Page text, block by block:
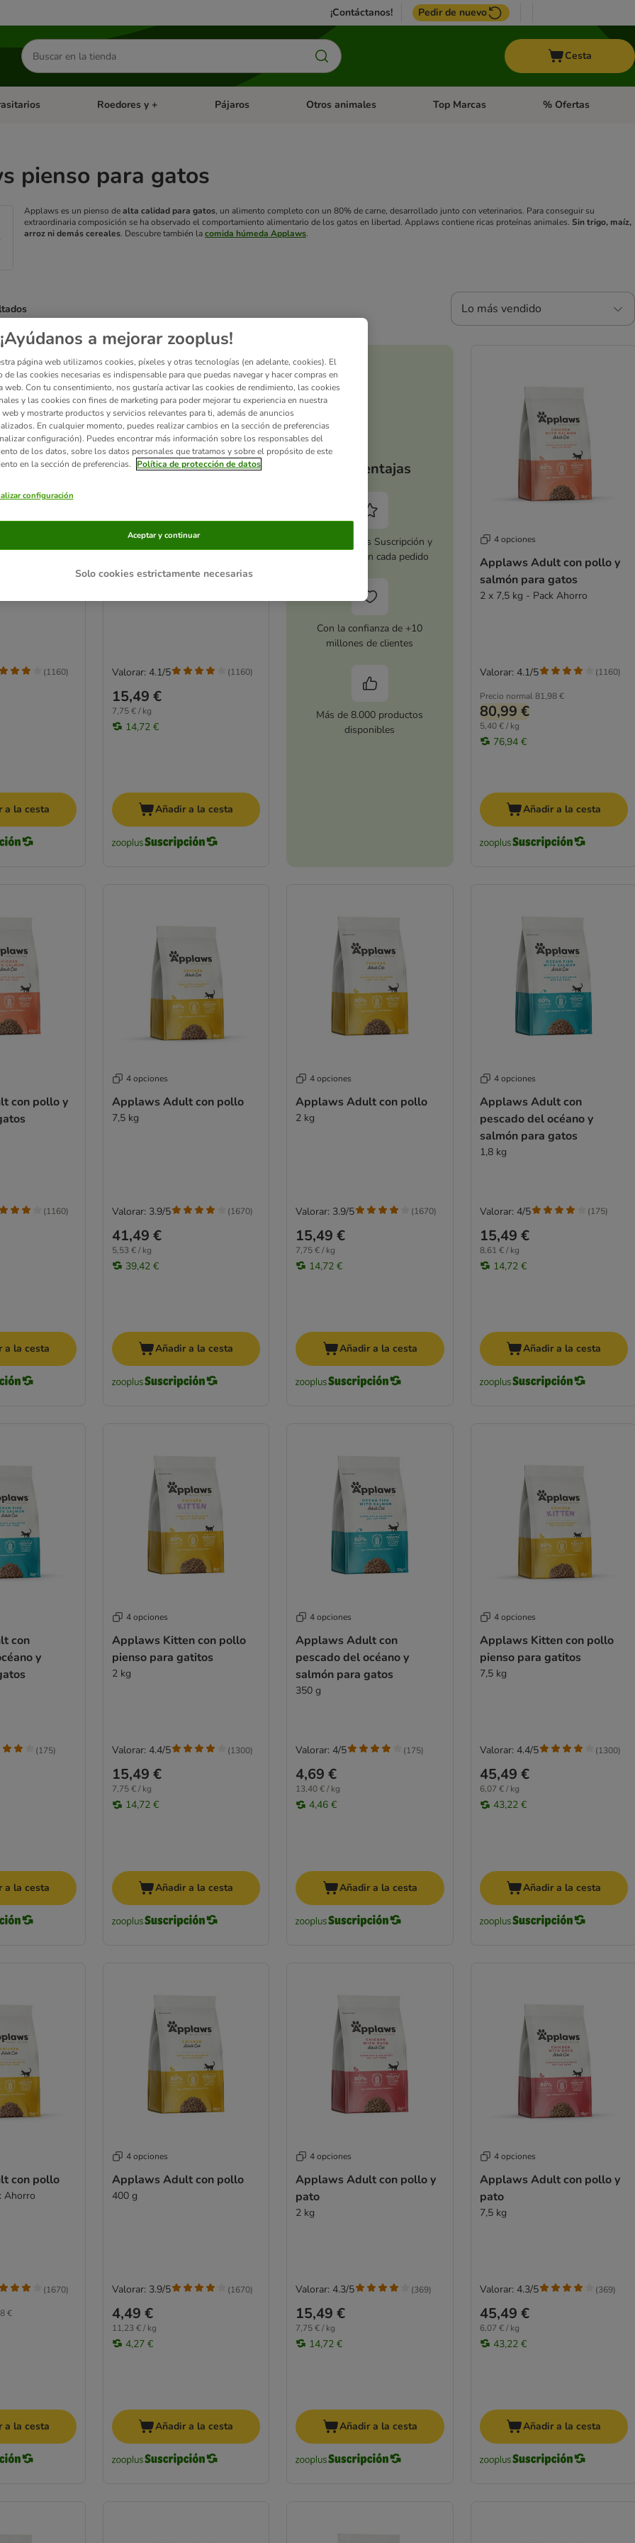
¡Contáctanos! Pedir de nuevo
Buscar
productos
Cesta
abierto: Dieta Vet.Menú de categoria abierto: Antiparasitarios
Roedores y + Menú de categoria abierto: Roedores y +
Pájaros Menú de categoria abierto: Pájaros
Otros animales Menú de categoria abierto: Otros animales
Top Marcas Menú de categoria
% Ofertas
pienso para gatos
Applaws es un pienso dealta calidad para gatos, un alimento completo con un 80% de carne, desarrollado junto con veterinarios. Para conseguir su
extraordinaria composición se ha observado el comportamiento alimentario de los gatos en libertad. Applaws contiene ricas proteínas animales. Sin trigo, maíz,
arroz ni demás cereales. Descubre también lacomida húmeda Applaws.
Lo más vendido
been changed
con pollo y
(1160)
a la cesta
4 opciones
salmón para gatos
15,49 €
7,75 € / kg
14,72 €
Valorar: 4.1/5 (1160)
Añadir a la cesta
Tus ventajas
Activa zooplus Suscripción y
ahorra 5 % en cada pedido
Con la confianza de +10
millones de clientes
Más de 8.000 productos
disponibles
4 opciones
Applaws Adult con pollo y
salmón para gatos
2 x 7,5 kg - Pack Ahorro
Precio normal 81,98 €
80,99 €
5,40 € / kg
76,94 €
Valorar: 4.1/5 (1160)
Añadir a la cesta
con pollo y
(1160)
a la cesta
4 opciones
Applaws Adult con pollo
7,5 kg
41,49 €
5,53 € / kg
39,42 €
Valorar: 3.9/5 (1670)
Añadir a la cesta
4 opciones
Applaws Adult con pollo
2 kg
15,49 €
7,75 € / kg
14,72 €
Valorar: 3.9/5 (1670)
Añadir a la cesta
4 opciones
Applaws Adult con
pescado del océano y
salmón para gatos
1,8 kg
15,49 €
8,61 € / kg
14,72 €
Valorar: 4/5 (175)
Añadir a la cesta
con
y
(175)
a la cesta
4 opciones
Applaws Kitten con pollo
pienso para gatitos
2 kg
15,49 €
7,75 € / kg
14,72 €
Valorar: 4.4/5 (1300)
Añadir a la cesta
4 opciones
Applaws Adult con
pescado del océano y
salmón para gatos
350 g
4,69 €
13,40 € / kg
4,46 €
Valorar: 4/5 (175)
Añadir a la cesta
4 opciones
Applaws Kitten con pollo
pienso para gatitos
7,5 kg
45,49 €
6,07 € / kg
43,22 €
Valorar: 4.4/5 (1300)
Añadir a la cesta
con pollo
Ahorro
€
(1670)
a la cesta
4 opciones
Applaws Adult con pollo
400 g
4,49 €
11,23 € / kg
4,27 €
Valorar: 3.9/5 (1670)
Añadir a la cesta
4 opciones
Applaws Adult con pollo y
pato
2 kg
15,49 €
7,75 € / kg
14,72 €
Valorar: 4.3/5 (369)
Añadir a la cesta
4 opciones
Applaws Adult con pollo y
pato
7,5 kg
45,49 €
6,07 € / kg
43,22 €
Valorar: 4.3/5 (369)
Añadir a la cesta
¡Ayúdanos a mejorar zooplus!
página web utilizamos cookies, píxeles y otras tecnologías (en adelante, cookies). El
de las cookies necesarias es indispensable para que puedas navegar y hacer compras en
web. Con tu consentimiento, nos gustaría activar las cookies de rendimiento, las cookies
y las cookies con fines de marketing para poder mejorar tu experiencia en nuestra
web y mostrarte productos y servicios relevantes para ti, además de anuncios
En cualquier momento, puedes realizar cambios en la sección de preferencias
configuración). Puedes encontrar más información sobre los responsables del
de los datos, sobre los datos personales que tratamos y sobre el propósito de este
en la sección de preferencias.
Política de protección de datos
configuración
Solo cookies estrictamente necesarias
Aceptar y continuar